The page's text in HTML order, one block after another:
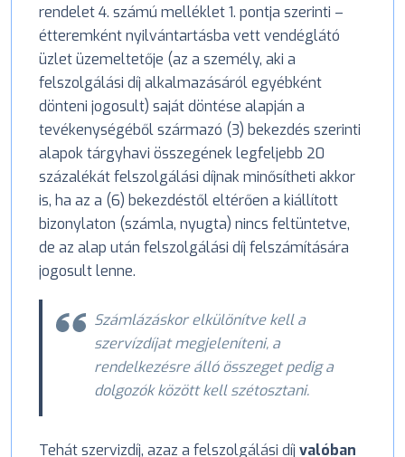
rendelet 4. számú melléklet 1. pontja szerinti –
étteremként nyilvántartásba vett vendéglátó
üzlet üzemeltetője (az a személy, aki a
felszolgálási díj alkalmazásáról egyébként
dönteni jogosult) saját döntése alapján a
tevékenységéből származó (3) bekezdés szerinti
alapok tárgyhavi összegének legfeljebb 20
százalékát felszolgálási díjnak minősítheti akkor
is, ha az a (6) bekezdéstől eltérően a kiállított
bizonylaton (számla, nyugta) nincs feltüntetve,
de az alap után felszolgálási díj felszámítására
jogosult lenne.
Számlázáskor elkülönítve kell a
szervízdíjat megjeleníteni, a
rendelkezésre álló összeget pedig a
dolgozók között kell szétosztani.
Tehát szervizdíj, azaz a felszolgálási díj valóban